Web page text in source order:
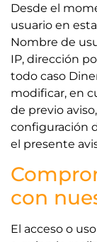
Desde el
usuario en
Nombre de
IP, dirección
todo caso
modificar, en
de previo
configuración
el presente
con
El acceso o